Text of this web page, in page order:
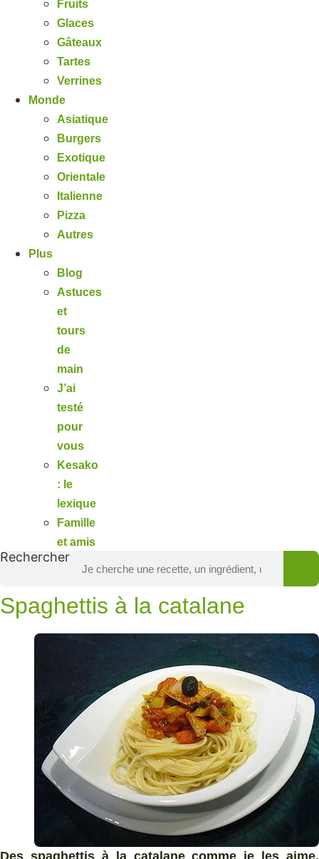
Fruits
Glaces
Gâteaux
Tartes
Verrines
Monde
Asiatique
Burgers
Exotique
Orientale
Italienne
Pizza
Autres
Plus
Blog
Astuces
et
tours
de
main
J’ai
testé
pour
vous
Kesako
: le
lexique
Famille
et amis
Rechercher
Spaghettis à la catalane